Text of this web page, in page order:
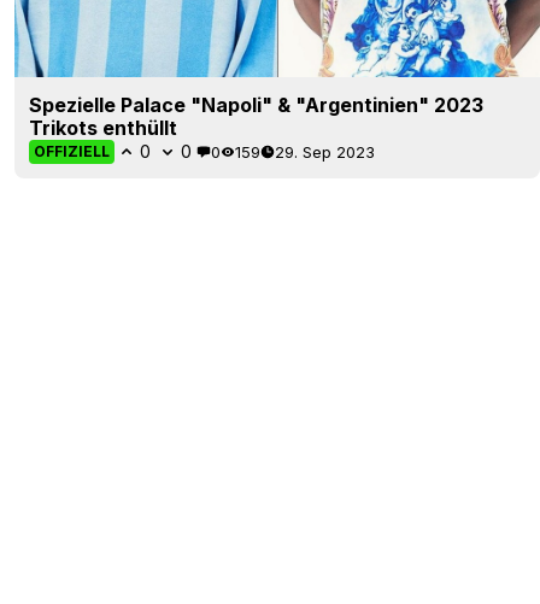
Spezielle Palace "Napoli" & "Argentinien" 2023
Trikots enthüllt
OFFIZIELL 0 0 0 159 29. Sep 2023